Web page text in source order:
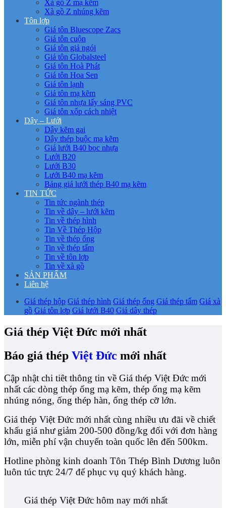
Xà gồ Z mạ kẽm
Xà gồ Z nhúng kẽm
Tôn lợp
Giá tôn Bluescope Zacs
Giá tôn cuộn
Giá tôn giả ngói
Giá tôn Globalsteel
Giá tôn Hoà Phát
Giá tôn Hoa Sen
Giá tôn lạnh
Giá tôn mạ kẽm
Giá tôn nhựa lấy sáng PVC
Giá tôn xốp cách nhiệt
Dây – Lưới
Dây kẽm gai
Dây thép buộc mạ kẽm
Giá lưới B40 bọc nhựa
Lưới B20
Lưới B30
Lưới B40 mạ kẽm
Bảng giá lưới thép B40 mạ kẽm
TIN TỨC
Tin tức ngành thép
Tin về dây – lưới kẽm
Tin về thép hình
Tin Về Thép Hộp
Tin về thép ống
Tin về thép tấm
Tin về tôn lợp
Tin về xà gồ
SẢN PHẨM
Liên hệ
Giá thép hộp Giá thép hình Giá thép ống Giá thép tấm Giá xà
gồ Giá tôn lợp Giá lưới B40 Giá dây thép
Giá thép Việt Đức mới nhất
Báo giá thép Việt Đức mới nhất
Cập nhật chi tiêt thông tin về Giá thép Việt Đức mới
nhất các dòng thép ống mạ kẽm, thép ống mạ kẽm
nhúng nóng, ống thép hàn, ống thép cỡ lớn.
Giá thép Việt Đức mới nhất cùng nhiều ưu đãi về chiết
khấu giá như giảm 200-500 đồng/kg đối với đơn hàng
lớn, miễn phí vận chuyển toàn quốc lên đến 500km.
Hotline phòng kinh doanh Tôn Thép Bình Dương luôn
luôn túc trực 24/7 để phục vụ quý khách hàng.
Giá thép Việt Đức hôm nay mới nhất